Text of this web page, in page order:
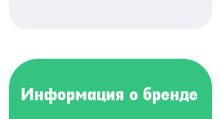
Информация о бренде